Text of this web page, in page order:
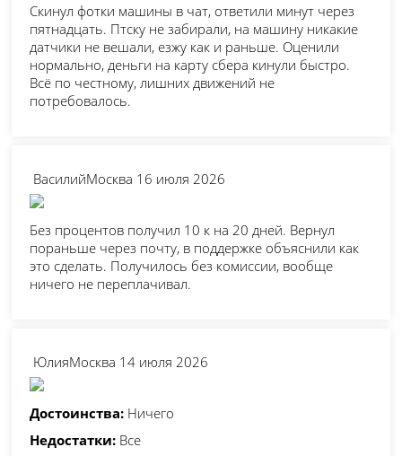
Скинул фотки машины в чат, ответили минут через
пятнадцать. Птску не забирали, на машину никакие
датчики не вешали, езжу как и раньше. Оценили
нормально, деньги на карту сбера кинули быстро.
Всё по честному, лишних движений не
потребовалось.
ВасилийМосква 16 июля 2026
Без процентов получил 10 к на 20 дней. Вернул
пораньше через почту, в поддержке объяснили как
это сделать. Получилось без комиссии, вообще
ничего не переплачивал.
ЮлияМосква 14 июля 2026
Достоинства: Ничего
Недостатки: Все